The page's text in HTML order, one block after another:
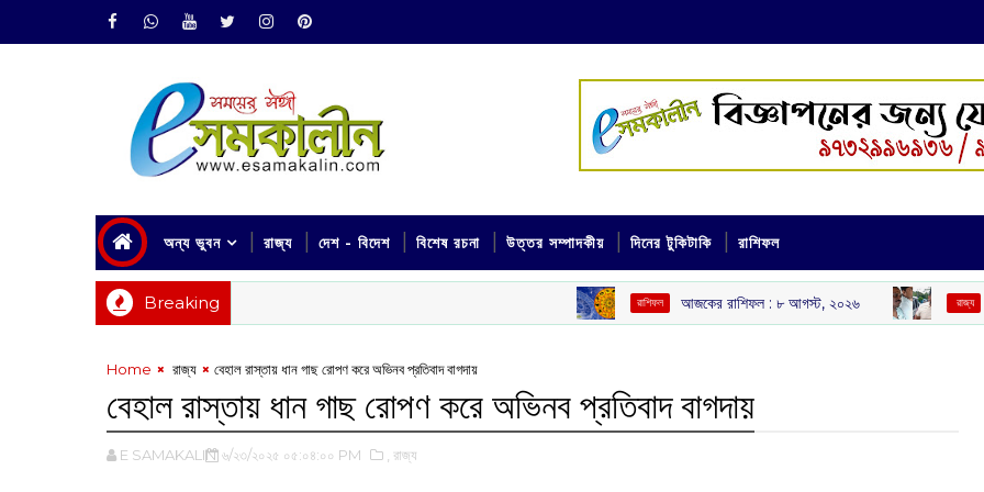
অন্য ভুবন রাজ্য দেশ - বিদেশ বিশেষ রচনা উত্তর সম্পাদকীয় দিনের টুকিটাকি রাশিফল
Breaking আজকের রাশিফল :‌ ‌‌৮ আগস্ট, ২০২৬ পুলিশের নাম
Home ‌ রাজ্য ‌বেহাল রাস্তায় ধান গাছ রোপণ করে অভিনব প্রতিবাদ বাগদা‌য়
‌বেহাল রাস্তায় ধান গাছ রোপণ করে অভিনব প্রতিবাদ বাগদা‌য়
E SAMAKALIN ৬/২৩/২০২৫ ০৫:০৪:০০ PM ,‌ রাজ্য